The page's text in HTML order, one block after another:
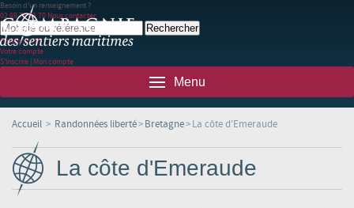
Besoin d'un renseignement ?
02 99 78 83 70 Nous contacter
Panier(0)(0)
Votre compte
S'inscrire | Mon compte
Menu
Accueil > Randonnées liberté>Bretagne>La côte d'Emeraude
La côte d'Emeraude